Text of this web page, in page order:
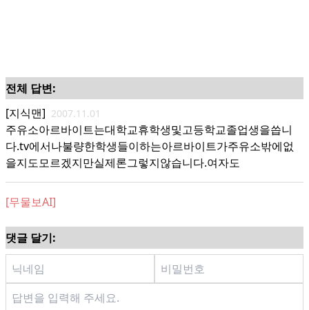
전체 답변:
[지식맨] 2007.11.01
주유소아르바이트는대학교휴학생및고등학교졸업생을씁니
다.tv에서나불량한학생들이하는아르바이트가주유소밖에없
을지도모르겠지만실제론그렇지않습니다.여자도
[무물보AI]
댓글 달기: